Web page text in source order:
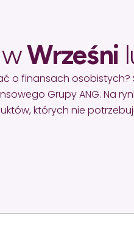
Wrześni
o finansach osobistych?
Grupy ANG. Na
których nie